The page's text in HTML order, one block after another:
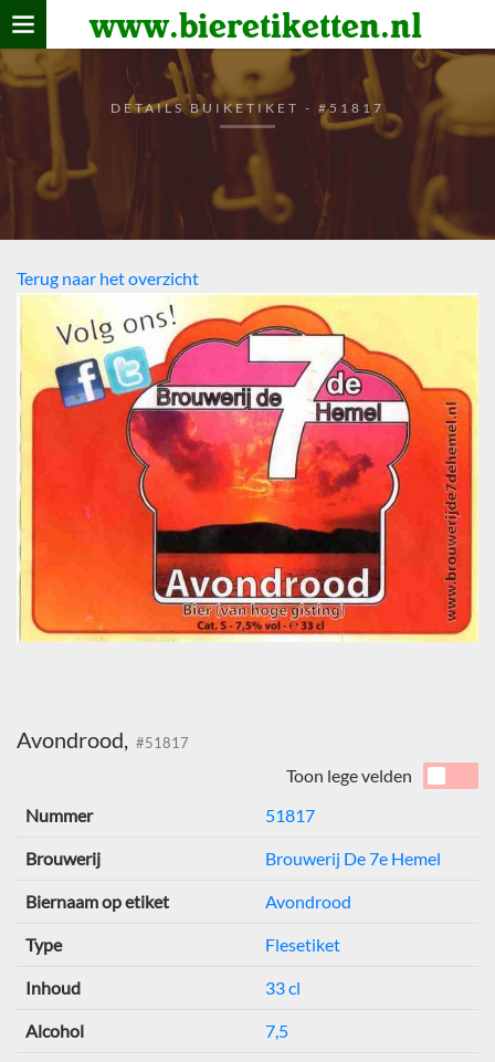
www.bieretiketten.nl
Home
verzamelen
De bierkaart
Bezoekers
DETAILS BUIKETIKET - #51817
Terug naar het overzicht
Avondrood, #51817
Toon lege velden
Nummer
51817
Brouwerij Brouwerij De 7e Hemel
Biernaam op etiket Avondrood
Type Flesetiket
Inhoud 33 cl
Alcohol 7,5